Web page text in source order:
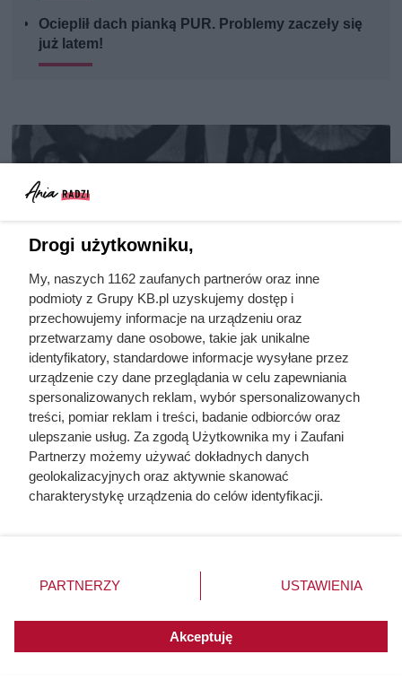
Ocieplił dach pianką PUR. Problemy zaczeły się
już latem!
Doprowadził do śmierci większej
liczby ludzi niż Hitler i Stalin
razem wzięci. Mimo to czczą go
jako bohatera
Drogi użytkowniku,
My, naszych 1162 zaufanych partnerów oraz inne
podmioty z Grupy KB.pl uzyskujemy dostęp i
przechowujemy informacje na urządzeniu oraz
przetwarzamy dane osobowe, takie jak unikalne
identyfikatory, standardowe informacje wysyłane przez
urządzenie czy dane przeglądania w celu zapewniania
spersonalizowanych reklam, wybór spersonalizowanych
treści, pomiar reklam i treści, badanie odbiorców oraz
ulepszanie usług. Za zgodą Użytkownika my i Zaufani
Partnerzy możemy używać dokładnych danych
geolokalizacyjnych oraz aktywnie skanować
charakterystykę urządzenia do celów identyfikacji.
zmienić/wycofać klikając przycisk ustawień prywatności
znajdujący się w lewym dolnym rogu strony. Niektóre
użytkownika, ale masz prawo sprzeciwić się takiemu
przetwarzaniu. Preferencje będą miały zastosowania do
PARTNERZY USTAWIENIA
Akceptuję